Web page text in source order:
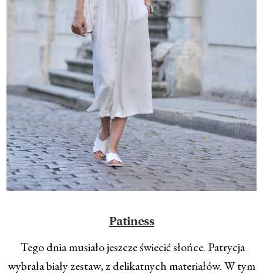
Patiness
Tego dnia musiało jeszcze świecić słońce. Patrycja
wybrała biały zestaw, z delikatnych materiałów. W tym